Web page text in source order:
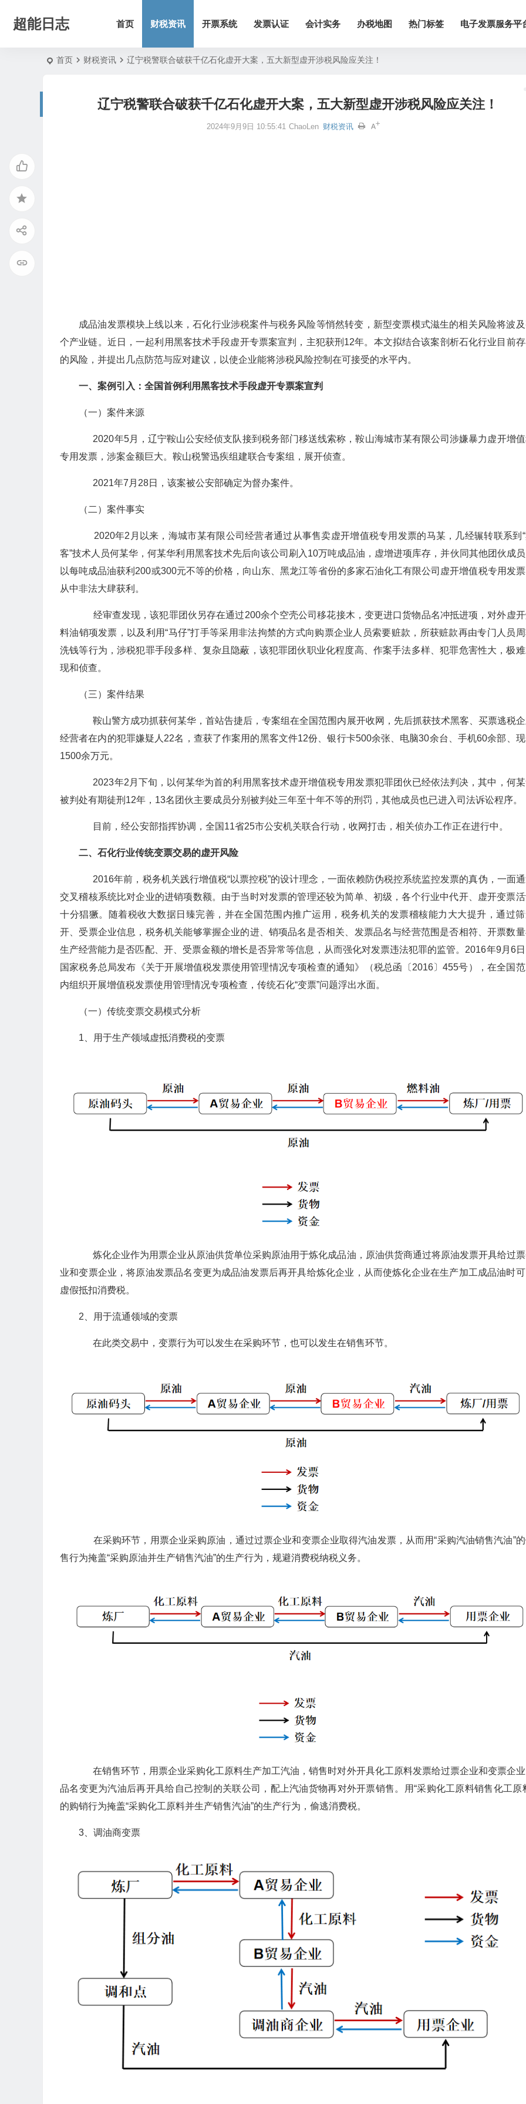
超能日志 首页 财税资讯 开票系统 发票认证 会计实务 办税地图 热门标签 电子发票服务平
首页 财税资讯 辽宁税警联合破获千亿石化虚开大案，五大新型虚开涉税风险应关注！
辽宁税警联合破获千亿石化虚开大案，五大新型虚开涉税风险应关注！
2024年9月9日 10:55:41 ChaoLen 财税资讯
成品油发票模块上线以来，石化行业涉税案件与税务风险等悄然转变，新型变票模式滋生的相关风险将波
个产业链。近日，一起利用黑客技术手段虚开专票案宣判，主犯获刑12年。本文拟结合该案剖析石化行业目前
的风险，并提出几点防范与应对建议，以使企业能将涉税风险控制在可接受的水平内。
一、案例引入：全国首例利用黑客技术手段虚开专票案宣判
（一）案件来源
2020年5月，辽宁鞍山公安经侦支队接到税务部门移送线索称，鞍山海城市某有限公司涉嫌暴力虚开增
专用发票，涉案金额巨大。鞍山税警迅疾组建联合专案组，展开侦查。
2021年7月28日，该案被公安部确定为督办案件。
（二）案件事实
2020年2月以来，海城市某有限公司经营者通过从事售卖虚开增值税专用发票的马某，几经辗转联系到
客”技术人员何某华，何某华利用黑客技术先后向该公司刷入10万吨成品油，虚增进项库存，并伙同其他团伙成
以每吨成品油获利200或300元不等的价格，向山东、黑龙江等省份的多家石油化工有限公司虚开增值税专用发
从中非法大肆获利。
经审查发现，该犯罪团伙另存在通过200余个空壳公司移花接木，变更进口货物品名冲抵进项，对外虚
料油销项发票，以及利用“马仔”打手等采用非法拘禁的方式向购票企业人员索要赃款，所获赃款再由专门人员
洗钱等行为，涉税犯罪手段多样、复杂且隐蔽，该犯罪团伙职业化程度高、作案手法多样、犯罪危害性大，极
现和侦查。
（三）案件结果
鞍山警方成功抓获何某华，首站告捷后，专案组在全国范围内展开收网，先后抓获技术黑客、买票逃税
经营者在内的犯罪嫌疑人22名，查获了作案用的黑客文件12份、银行卡500余张、电脑30余台、手机60余部、
1500余万元。
2023年2月下旬，以何某华为首的利用黑客技术虚开增值税专用发票犯罪团伙已经依法判决，其中，何
被判处有期徒刑12年，13名团伙主要成员分别被判处三年至十年不等的刑罚，其他成员也已进入司法诉讼程序。
目前，经公安部指挥协调，全国11省25市公安机关联合行动，收网打击，相关侦办工作正在进行中。
二、石化行业传统变票交易的虚开风险
2016年前，税务机关践行增值税“以票控税”的设计理念，一面依赖防伪税控系统监控发票的真伪，一面
交叉稽核系统比对企业的进销项数额。由于当时对发票的管理还较为简单、初级，各个行业中代开、虚开变票
十分猖獗。随着税收大数据日臻完善，并在全国范围内推广运用，税务机关的发票稽核能力大大提升，通过
开、受票企业信息，税务机关能够掌握企业的进、销项品名是否相关、发票品名与经营范围是否相符、开票数
生产经营能力是否匹配、开、受票金额的增长是否异常等信息，从而强化对发票违法犯罪的监管。2016年9月6
国家税务总局发布《关于开展增值税发票使用管理情况专项检查的通知》（税总函〔2016〕455号），在全国
内组织开展增值税发票使用管理情况专项检查，传统石化“变票”问题浮出水面。
（一）传统变票交易模式分析
1、用于生产领域虚抵消费税的变票
炼化企业作为用票企业从原油供货单位采购原油用于炼化成品油，原油供货商通过将原油发票开具给过
业和变票企业，将原油发票品名变更为成品油发票后再开具给炼化企业，从而使炼化企业在生产加工成品油时
虚假抵扣消费税。
2、用于流通领域的变票
在此类交易中，变票行为可以发生在采购环节，也可以发生在销售环节。
在采购环节，用票企业采购原油，通过过票企业和变票企业取得汽油发票，从而用“采购汽油销售汽油”
售行为掩盖“采购原油并生产销售汽油”的生产行为，规避消费税纳税义务。
在销售环节，用票企业采购化工原料生产加工汽油，销售时对外开具化工原料发票给过票企业和变票企
品名变更为汽油后再开具给自己控制的关联公司，配上汽油货物再对外开票销售。用“采购化工原料销售化工原
的购销行为掩盖“采购化工原料并生产销售汽油”的生产行为，偷逃消费税。
3、调油商变票